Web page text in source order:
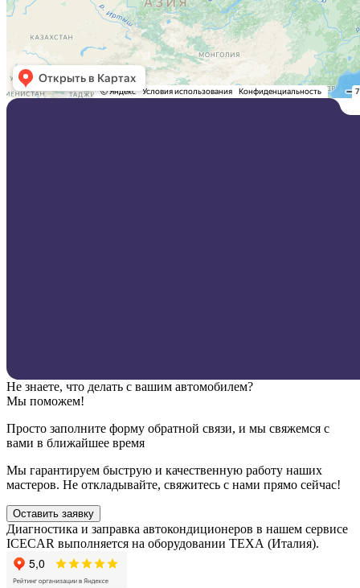
Не знаете, что делать с вашим автомобилем?
Мы поможем!
Просто заполните форму обратной связи, и мы свяжемся с
вами в ближайшее время
Мы гарантируем быструю и качественную работу наших
мастеров. Не откладывайте, свяжитесь с нами прямо сейчас!
Оставить заявку
Диагностика и заправка автокондиционеров в нашем сервисе
ICECAR выполняется на оборудовании ТЕХА (Италия).